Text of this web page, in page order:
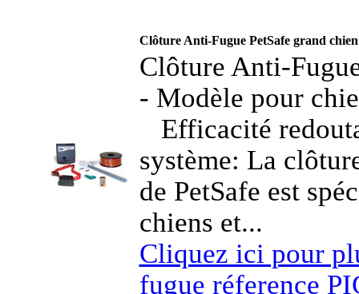
Clôture Anti-Fugue PetSafe grand
Clôture Anti-
- Modèle pour
Efficacité
système: La
de PetSafe est
chiens et...
Cliquez ici pour
fugue réference